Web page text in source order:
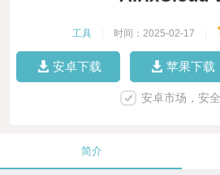
工具 时间：2025-02-17
安卓下载 苹果下载
安卓市场，安
简介